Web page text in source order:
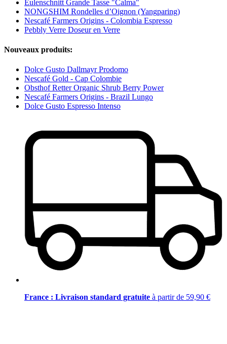
Eulenschnitt Grande Tasse "Calma"
NONGSHIM Rondelles d’Oignon (Yangparing)
Nescafé Farmers Origins - Colombia Espresso
Pebbly Verre Doseur en Verre
Nouveaux produits:
Dolce Gusto Dallmayr Prodomo
Nescafé Gold - Cap Colombie
Obsthof Retter Organic Shrub Berry Power
Nescafé Farmers Origins - Brazil Lungo
Dolce Gusto Espresso Intenso
France : Livraison standard gratuite à partir de 59,90 €